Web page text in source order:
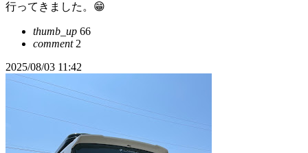
行ってきました。😁
thumb_up 66
comment2
2025/08/03 11:42